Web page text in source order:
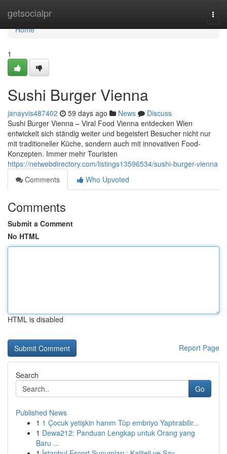
getsocialpr
Home
Home
1
Sushi Burger Vienna
janayvis487402 59 days ago News
Discuss
Sushi Burger Vienna – Viral Food Vienna entdecken Wien
entwickelt sich ständig weiter und begeistert Besucher nicht nur
mit traditioneller Küche, sondern auch mit innovativen Food-
Konzepten. Immer mehr Touristen
https://netwebdirectory.com/listings13596534/sushi-burger-vienna
Comments
Who Upvoted
Comments
Submit a Comment
No HTML
HTML is disabled
Report Page
Search
Go
Published News
1 1 Çocuk yetişkin hanım Tüp embriyo Yaptırabilir...
1 Dewa212: Panduan Lengkap untuk Orang yang
Baru ...